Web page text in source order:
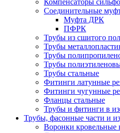
Компенсаторы
Соединительные
Муфта ДРК
ПФРК
Трубы из сшитого
Трубы
Трубы
Трубы
Трубы стальные
Фитинги латунные
Фитинги чугунные
Фланцы стальные
Трубы и фитинги в
Трубы, фасонные части и
Воронки кровельные